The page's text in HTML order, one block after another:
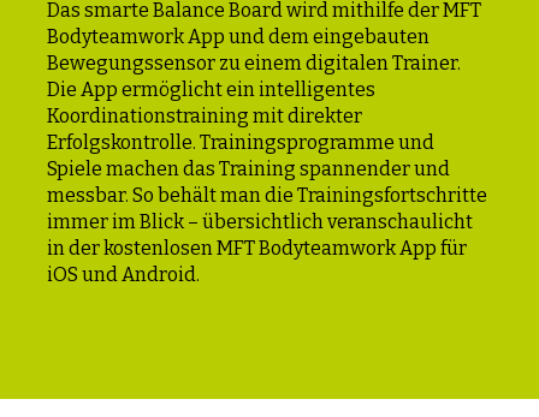
Das smarte Balance Board wird mithilfe der MFT
Bodyteamwork App und dem eingebauten
Bewegungssensor zu einem digitalen Trainer.
Die App ermöglicht ein intelligentes
Koordinationstraining mit direkter
Erfolgskontrolle. Trainingsprogramme und
Spiele machen das Training spannender und
messbar. So behält man die Trainingsfortschritte
immer im Blick – übersichtlich veranschaulicht
in der kostenlosen MFT Bodyteamwork App für
iOS und Android.